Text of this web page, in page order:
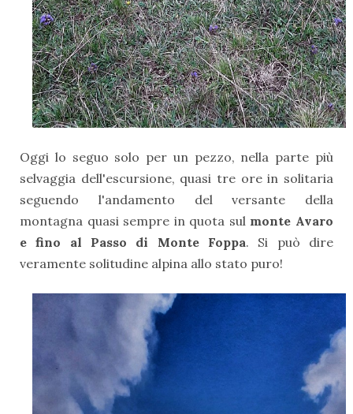
Oggi lo seguo solo per un pezzo, nella parte più
selvaggia dell'escursione, quasi tre ore in solitaria
seguendo l'andamento del versante della
montagna quasi sempre in quota sul monte Avaro
e fino al Passo di Monte Foppa. Si può dire
veramente solitudine alpina allo stato puro!